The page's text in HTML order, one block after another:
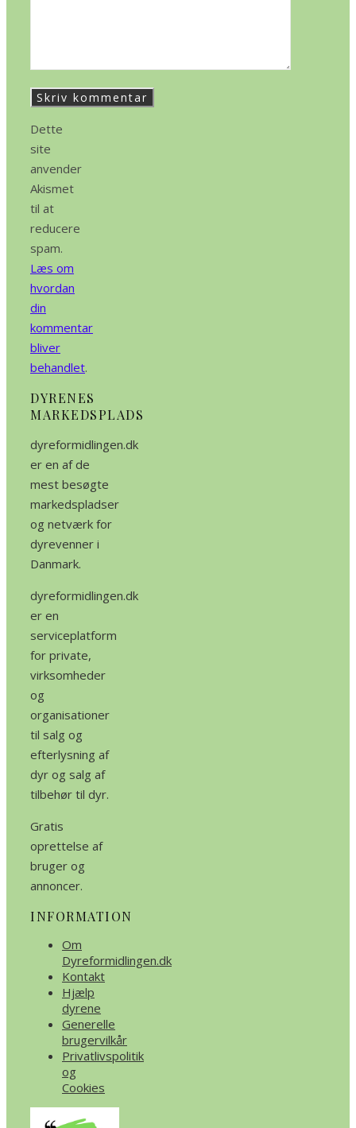
Dette
site
anvender
Akismet
til at
reducere
spam.
Læs om
hvordan
din
kommentar
bliver
behandlet.
DYRENES
MARKEDSPLADS
dyreformidlingen.dk
er en af de
mest besøgte
markedspladser
og netværk for
dyrevenner i
Danmark.
dyreformidlingen.dk
er en
serviceplatform
for private,
virksomheder
og
organisationer
til salg og
efterlysning af
dyr og salg af
tilbehør til dyr.
Gratis
oprettelse af
bruger og
annoncer.
INFORMATION
Om
Dyreformidlingen.dk
Kontakt
Hjælp
dyrene
Generelle
brugervilkår
Privatlivspolitik
og
Cookies